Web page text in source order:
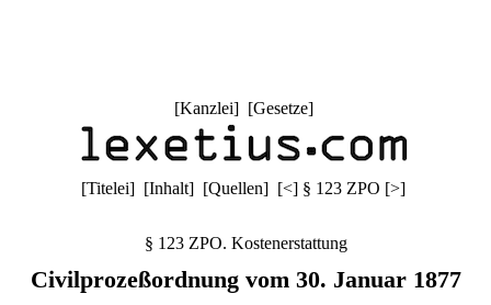
[Kanzlei] [Gesetze]
[Titelei] [Inhalt] [Quellen] [<] § 123 ZPO [>]
§ 123 ZPO. Kostenerstattung
Civilprozeßordnung vom 30. Januar 1877